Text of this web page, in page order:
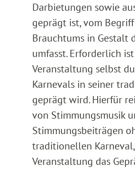
Darbietungen sowie
geprägt ist, vom
Brauchtums in Gestalt
umfasst. Erforderlich
Veranstaltung selbst
Karnevals in seiner
geprägt wird. Hierfür
von Stimmungsmusik
Stimmungsbeiträgen
traditionellen
Veranstaltung das